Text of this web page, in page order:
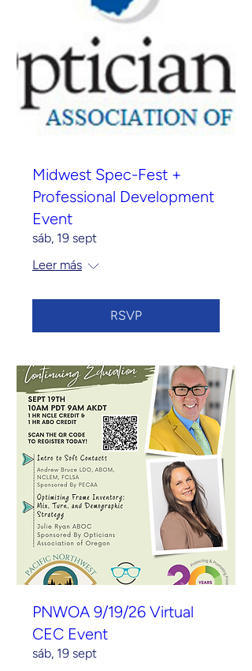
Midwest Spec-Fest +
Professional Development
Event
sáb, 19 sept
Leer más
RSVP
PNWOA 9/19/26 Virtual
CEC Event
sáb, 19 sept